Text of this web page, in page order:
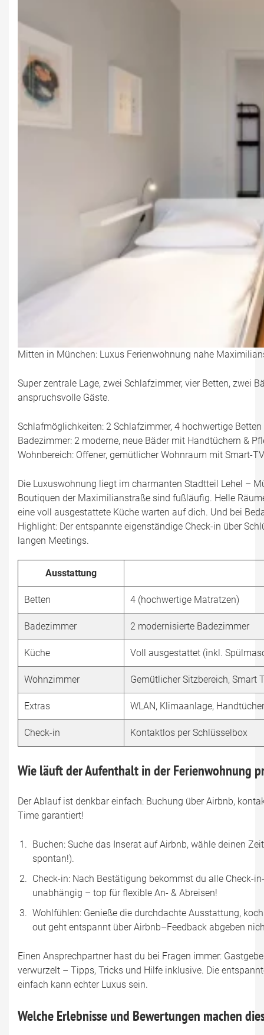
Mitten in München: Luxus Ferienwohnung nahe
Super zentrale Lage, zwei Schlafzimmer, vier Betten, zwei
anspruchsvolle Gäste.
Schlafmöglichkeiten: 2 Schlafzimmer, 4 hochwertige Betten
Badezimmer: 2 moderne, neue Bäder mit Handtüchern &
Wohnbereich: Offener, gemütlicher Wohnraum mit Smart-
Die Luxuswohnung liegt im charmanten Stadtteil Lehel –
Boutiquen der Maximilianstraße sind fußläufig. Helle
eine voll ausgestattete Küche warten auf dich. Und bei
Highlight: Der entspannte eigenständige Check-in über
langen Meetings.
Ausstattung
Betten 4 (hochwertige Matratzen)
Badezimmer 2 modernisierte Badezimmer
Küche Voll ausgestattet (inkl.
Wohnzimmer Gemütlicher Sitzbereich, Smart
Extras WLAN, Klimaanlage,
Check-in Kontaktlos per Schlüsselbox
Wie läuft der Aufenthalt in der Ferienwohnung
Der Ablauf ist denkbar einfach: Buchung über Airbnb,
Time garantiert!
Buchen: Suche das Inserat auf Airbnb, wähle deinen
spontan!).
Check-in: Nach Bestätigung bekommst du alle Check-
unabhängig – top für flexible An- & Abreisen!
Wohlfühlen: Genieße die durchdachte Ausstattung,
out geht entspannt über Airbnb–Feedback abgeben
Einen Ansprechpartner hast du bei Fragen immer:
verwurzelt – Tipps, Tricks und Hilfe inklusive. Die
einfach kann echter Luxus sein.
Welche Erlebnisse und Bewertungen machen